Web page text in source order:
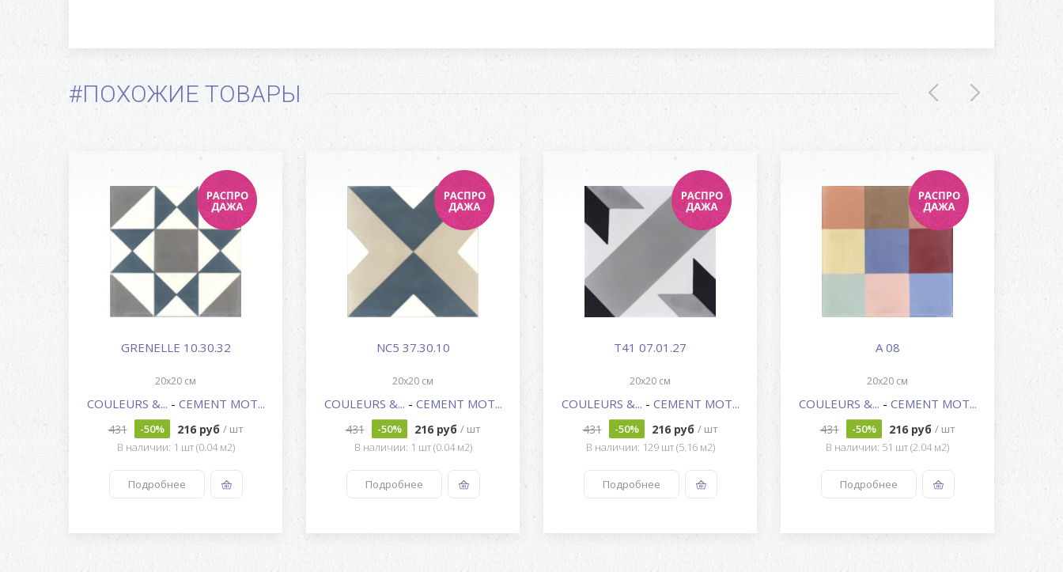
#ПОХОЖИЕ ТОВАРЫ
GRENELLE 10.30.32
20x20 см
COULEURS &... - CEMENT MOT...
431 -50% 216 руб / шт
В наличии: 1 шт (0.04 м2)
Подробнее
NC5 37.30.10
20x20 см
COULEURS &... - CEMENT MOT...
431 -50% 216 руб / шт
В наличии: 1 шт (0.04 м2)
Подробнее
T41 07.01.27
20x20 см
COULEURS &... - CEMENT MOT...
431 -50% 216 руб / шт
В наличии: 129 шт (5.16 м2)
Подробнее
A 08
20x20 см
COULEURS &... - CEMENT MOT...
431 -50% 216 руб / шт
В наличии: 51 шт (2.04 м2)
Подробнее